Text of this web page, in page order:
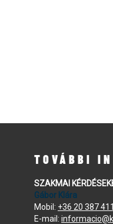
TOVÁBBI
SZAKMAI
Gábor Klára
Mobil: +36 20 387
E-mail: